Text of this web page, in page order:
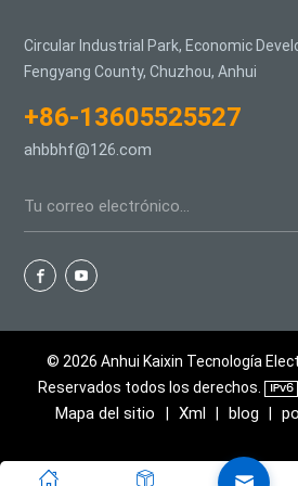
Circular Industrial Park, Economic
Fengyang County, Chuzhou, Anhui
+86-13605525527
ahbbhf@126.com
© 2026 Anhui Kaixin Tecnología
Reservados todos los derechos.
Mapa del sitio Xml blog